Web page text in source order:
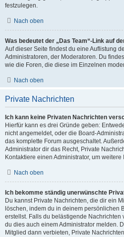
festzulegen.
Nach oben
Was bedeutet der „Das Team“-Link auf
Auf dieser Seite findest du eine Auflistung
Administratoren, der Moderatoren. Du
wie die Foren, die diese im Einzelnen
Nach oben
Private Nachrichten
Ich kann keine Privaten Nachrichten
Hierfür kann es drei Gründe geben:
nicht angemeldet, oder die Board-
das komplette Forum ausgeschaltet.
Administrator dir das Recht, Private
Kontaktiere einen Administrator, um
Nach oben
Ich bekomme ständig unerwünschte
Du kannst Private Nachrichten, die dir ein
löschen, indem du in deinem persönlichen
erstellst. Falls du belästigende Nachrichten
du dies auch einem Administrator melden.
Mitglied dann verbieten, Private